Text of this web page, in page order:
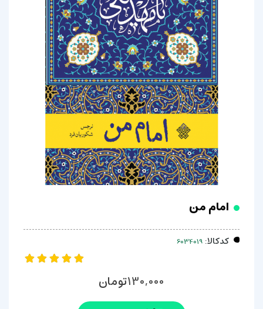
امام من
کدکالا:
130,000تومان